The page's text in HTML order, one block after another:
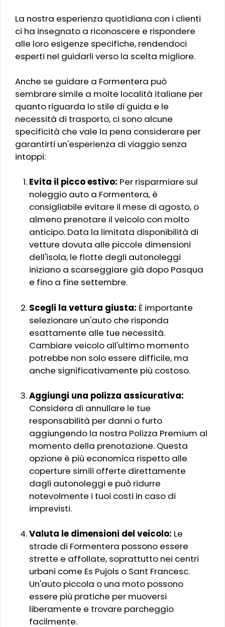
La nostra esperienza quotidiana con i clienti
ci ha insegnato a riconoscere e rispondere
alle loro esigenze specifiche, rendendoci
esperti nel guidarli verso la scelta migliore.
Anche se guidare a Formentera può
sembrare simile a molte località italiane per
quanto riguarda lo stile di guida e le
necessità di trasporto, ci sono alcune
specificità che vale la pena considerare per
garantirti un'esperienza di viaggio senza
intoppi:
Evita il picco estivo: Per risparmiare sul
noleggio auto a Formentera, è
consigliabile evitare il mese di agosto, o
almeno prenotare il veicolo con molto
anticipo. Data la limitata disponibilità di
vetture dovuta alle piccole dimensioni
dell'isola, le flotte degli autonoleggi
iniziano a scarseggiare già dopo Pasqua
e fino a fine settembre.
Scegli la vettura giusta: È importante
selezionare un'auto che risponda
esattamente alle tue necessità.
Cambiare veicolo all'ultimo momento
potrebbe non solo essere difficile, ma
anche significativamente più costoso.
Aggiungi una polizza assicurativa:
Considera di annullare le tue
responsabilità per danni o furto
aggiungendo la nostra Polizza Premium al
momento della prenotazione. Questa
opzione è più economica rispetto alle
coperture simili offerte direttamente
dagli autonoleggi e può ridurre
notevolmente i tuoi costi in caso di
imprevisti.
Valuta le dimensioni del veicolo: Le
strade di Formentera possono essere
strette e affollate, soprattutto nei centri
urbani come Es Pujols o Sant Francesc.
Un'auto piccola o una moto possono
essere più pratiche per muoversi
liberamente e trovare parcheggio
facilmente.